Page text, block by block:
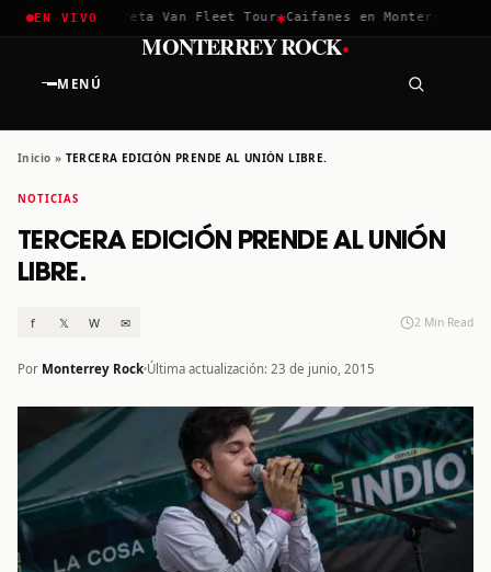
EN VIVO
2026✱Greta Van Fleet Tour✱Caifanes en Monterrey · 12
MENÚ
MONTERREY ROCK·
Inicio » TERCERA EDICIÓN PRENDE AL UNIÓN LIBRE.
NOTICIAS
TERCERA EDICIÓN PRENDE AL UNIÓN
LIBRE.
f 𝕏 W ✉ 2 Min Read
Por Monterrey Rock Última actualización: 23 de junio, 2015